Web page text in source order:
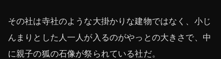
その社は寺社のような大掛かりな建物ではなく、小じ
んまりとした人一人が入るのがやっとの大きさで、中
に親子の狐の石像が祭られている社だ。